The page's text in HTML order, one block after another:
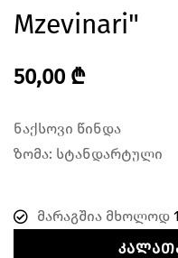
Mzevinari"
50,00 ₾
ნაქსოვი წინდა
ზომა: სტანდარტული
მარაგშია მხოლოდ 1